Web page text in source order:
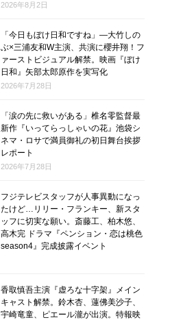
2026年8月2日
「今日もぼけ日和ですね」―大竹しの
ぶ×三浦友和W主演、共演に櫻井翔！フ
ァーストビジュアル解禁。映画『ぼけ
日和』矢部太郎原作を実写化
2026年7月28日
「涙の先に救いがある」椎名零監督最
新作『いってらっしゃいの花』池袋シ
ネマ・ロサで満員御礼の初日舞台挨拶
レポート
2026年7月28日
フジテレビスタッフが人事異動になっ
たけど…リリー・フランキー、新スタ
ッフに切実な願い。斎藤工、柏木悠、
高木完 ドラマ『ペンション・恋は桃色
season4』完成披露イベント
香取慎吾主演『虚ろな十字架』メイン
キャスト解禁。鈴木杏、蓮佛美沙子、
宇崎竜童、ピエール瀧が出演。特報映